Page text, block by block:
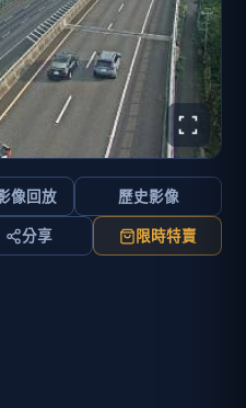
像回放 歷史影像
分享 限時特賣